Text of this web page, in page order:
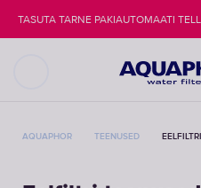
TASUTA TARNE PAKIAUTOMAATI
AQUAPHOR TEENUSED